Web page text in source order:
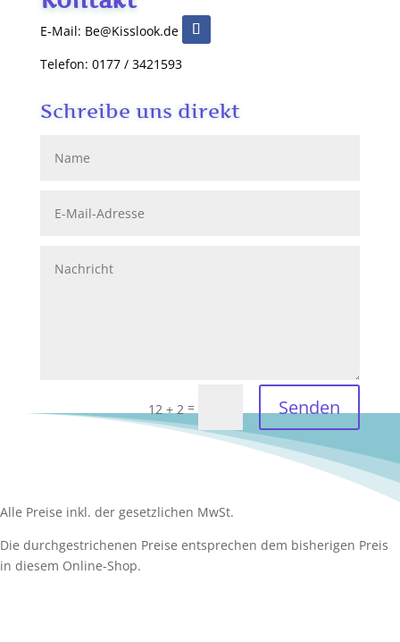
E-Mail: Be@Kisslook.de
Telefon: 0177 / 3421593
Schreibe uns direkt
12 + 2 = Senden
Alle Preise inkl. der gesetzlichen MwSt.
Die durchgestrichenen Preise entsprechen dem bisherigen Preis
in diesem Online-Shop.